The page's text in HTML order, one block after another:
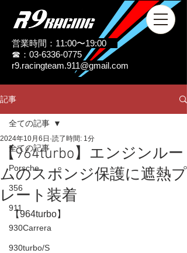
営業時間：11:00〜19:00
☎：03-6336-0775
r9.racingteam.911@gmail.com
記事
全ての記事
Porsche
356
911
930Carrera
930turbo/S
全ての記事
【964turbo】エンジンルー
ムのスポンジ保護に遮熱プ
レート装着
2024年10月6日 読了時間: 1分
【964turbo】